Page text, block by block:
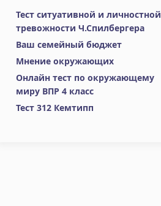
Тест ситуативной и личностной
тревожности Ч.Спилбергера
Ваш семейный бюджет
Мнение окружающих
Онлайн тест по окружающему
миру ВПР 4 класс
Тест 312 Кемтипп